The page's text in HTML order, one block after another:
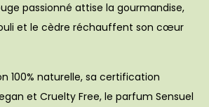
passionné attise la gourmandise,
et le cèdre réchauffent son cœur
100% naturelle, sa certification
et Cruelty Free, le parfum Sensuel